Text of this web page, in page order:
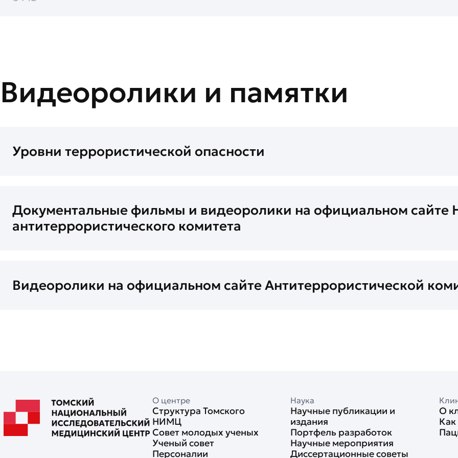
Видеоролики и памятки
Уровни террористической опасности
Документальные фильмы и видеоролики на официальном сайте
антитеррористического комитета
Видеоролики на официальном сайте Антитеррористической
О центре
Структура Томского
НИМЦ
Совет молодых ученых
Ученый совет
Персоналии
Наука
Научные публикации и
издания
Портфель разработок
Научные мероприятия
Диссертационные советы
О
Как